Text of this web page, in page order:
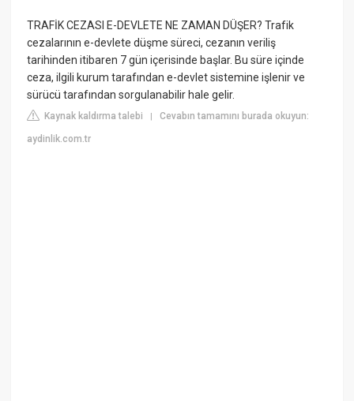
TRAFİK CEZASI E-DEVLETE NE ZAMAN DÜŞER? Trafik
cezalarının e-devlete düşme süreci, cezanın veriliş
tarihinden itibaren 7 gün içerisinde başlar. Bu süre içinde
ceza, ilgili kurum tarafından e-devlet sistemine işlenir ve
sürücü tarafından sorgulanabilir hale gelir.
Kaynak kaldırma talebi |Cevabın tamamını burada okuyun:
aydinlik.com.tr